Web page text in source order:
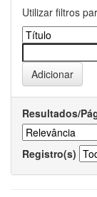
Utilizar filtros
Resultados/
Registro(s)